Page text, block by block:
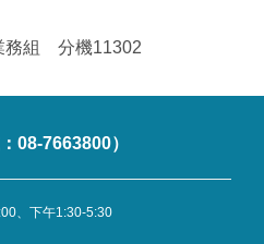
務組 分機11302
08-7663800）
、下午1:30-5:30